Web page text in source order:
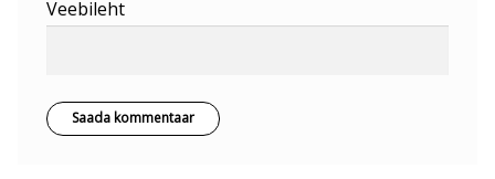
Veebileht